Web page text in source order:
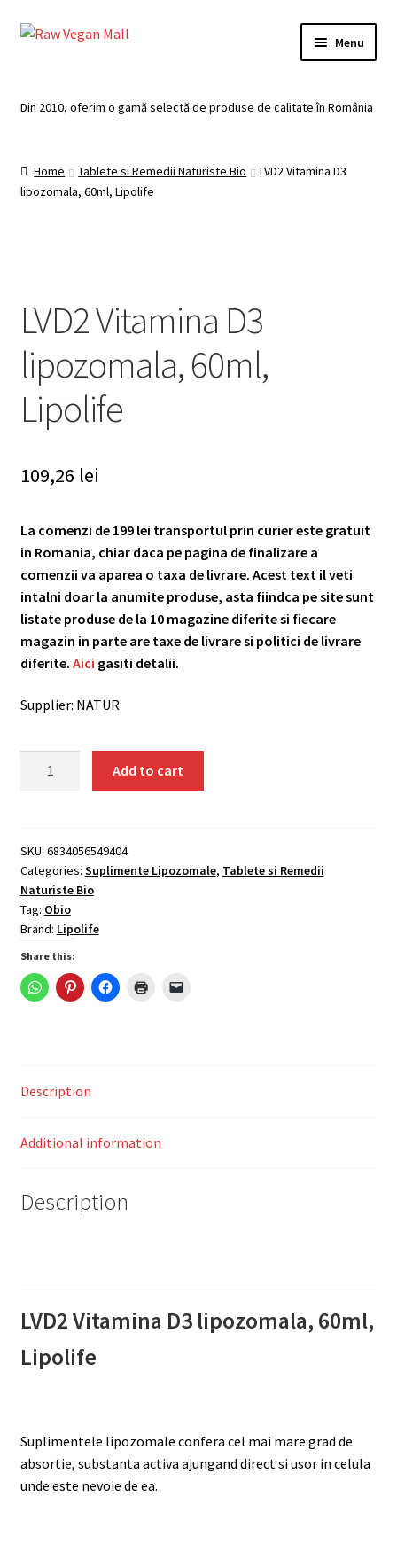
Skip
Skip
Menu
Categorii
Plată
Coș
Din 2010, oferim o gamă selectă de produse de calitate în România
Home Tablete si Remedii Naturiste Bio
LVD2 Vitamina D3
lipozomala, 60ml, Lipolife
LVD2 Vitamina D3
lipozomala, 60ml,
Lipolife
109,26 lei
La comenzi de 199 lei transportul prin curier este gratuit
in Romania, chiar daca pe pagina de finalizare a
comenzii va aparea o taxa de livrare. Acest text il veti
intalni doar la anumite produse, asta fiindca pe site sunt
listate produse de la 10 magazine diferite si fiecare
magazin in parte are taxe de livrare si politici de livrare
diferite. Aici gasiti detalii.
Supplier: NATUR
60ml,
Lipolife
quantity
Add to cart
SKU: 6834056549404
Categories: Suplimente Lipozomale, Tablete si Remedii
Naturiste Bio
Tag: Obio
Brand: Lipolife
Share this:
Description
Additional information
Description
LVD2 Vitamina D3 lipozomala, 60ml,
Lipolife
Suplimentele lipozomale confera cel mai mare grad de
absortie, substanta activa ajungand direct si usor in celula
unde este nevoie de ea.